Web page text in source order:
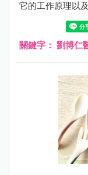
它的工作原理以
索基因檢測的世
用。無論您是一
到好奇的人，我
面紗，探索家族
關鍵字： 劉博仁